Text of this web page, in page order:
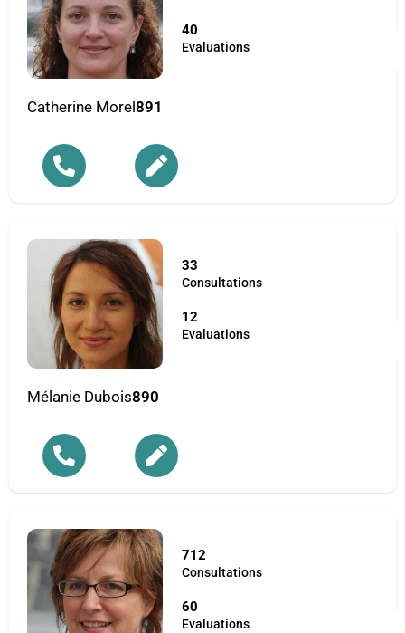
40
Evaluations
Catherine Morel891
33
Consultations
12
Evaluations
Mélanie Dubois890
712
Consultations
60
Evaluations